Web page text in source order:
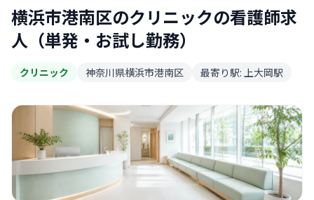
横浜市港南区のクリニックの看護師求
人（単発・お試し勤務）
クリニック 神奈川県横浜市港南区 最寄り駅: 上大岡駅